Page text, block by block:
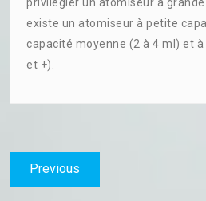
existe un atomiseur à petite
capacité moyenne (2 à 4 ml) et
et +).
Navigation
de
Previous
post: